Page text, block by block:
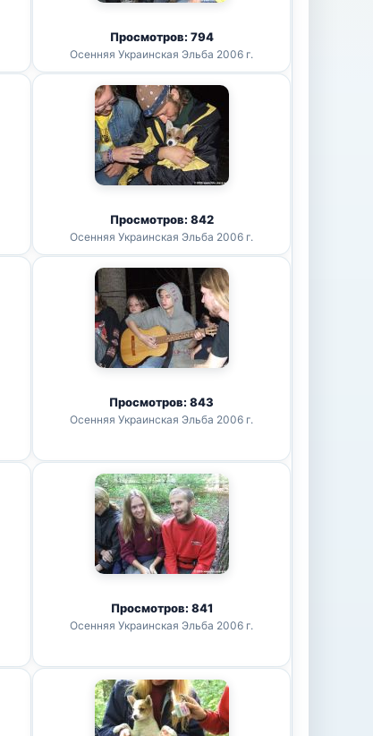
Просмотров: 794
Осенняя Украинская Эльба 2006 г.
Просмотров: 842
Осенняя Украинская Эльба 2006 г.
Просмотров: 843
Осенняя Украинская Эльба 2006 г.
Просмотров: 841
Осенняя Украинская Эльба 2006 г.